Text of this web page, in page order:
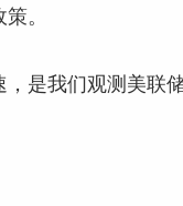
。
是我们观测美联